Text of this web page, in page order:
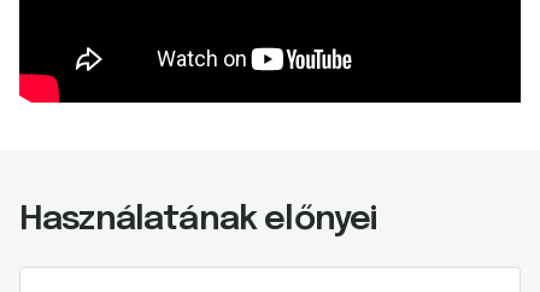
Használatának előnyei